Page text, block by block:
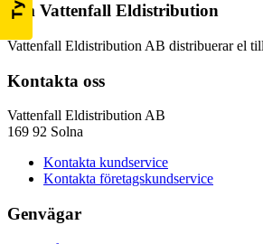
Om Vattenfall Eldistribution
Vattenfall Eldistribution AB distribuerar el
Kontakta oss
Vattenfall Eldistribution AB
169 92 Solna
Kontakta kundservice
Kontakta företagskundservice
Genvägar